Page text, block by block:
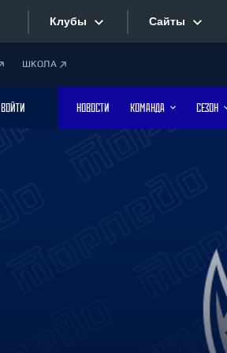
Клубы
Дивизион Боброва
Лада
Сайты
Фотобанк
ШКОЛА
ВОЙТИ НОВОСТИ КОМАНДА СЕЗОН